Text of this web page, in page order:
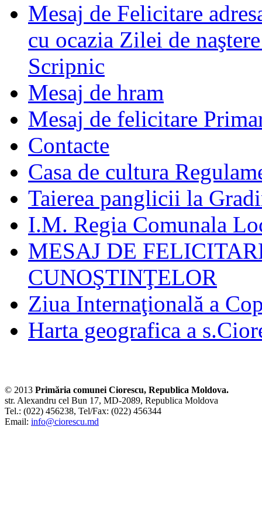
Mesaj de Felicitare
cu ocazia Zilei de
Scripnic
Mesaj de hram
Mesaj de felicitare
Contacte
Casa de cultura
Taierea panglicii la
I.M. Regia Comunala
MESAJ DE
CUNOŞTINŢELOR
Ziua Internaţională a
Harta geografica a
© 2013 Primăria comunei Ciorescu, Republica Moldova.
str. Alexandru cel Bun 17, MD-2089, Republica Moldova
Tel.: (022) 456238, Tel/Fax: (022) 456344
Email: info@ciorescu.md